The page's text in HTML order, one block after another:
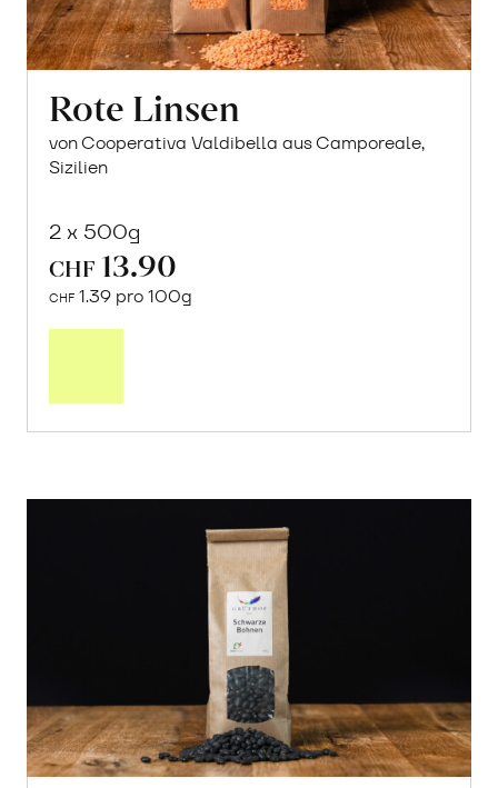
Rote Linsen
von Cooperativa Valdibella aus Camporeale,
Sizilien
2 x 500g
CHF 13.90
CHF 1.39 pro 100g